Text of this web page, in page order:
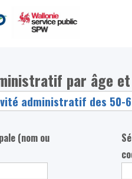
par âge
(nom ou